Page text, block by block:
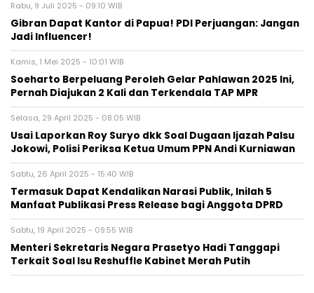
Rabu, 9 Juli 2025 - 09:10 WIB
Gibran Dapat Kantor di Papua! PDI Perjuangan: Jangan
Jadi Influencer!
Kamis, 1 Mei 2025 - 10:01 WIB
Soeharto Berpeluang Peroleh Gelar Pahlawan 2025 Ini,
Pernah Diajukan 2 Kali dan Terkendala TAP MPR
Selasa, 29 April 2025 - 08:05 WIB
Usai Laporkan Roy Suryo dkk Soal Dugaan Ijazah Palsu
Jokowi, Polisi Periksa Ketua Umum PPN Andi Kurniawan
Sabtu, 26 April 2025 - 15:40 WIB
Termasuk Dapat Kendalikan Narasi Publik, Inilah 5
Manfaat Publikasi Press Release bagi Anggota DPRD
Sabtu, 19 April 2025 - 09:55 WIB
Menteri Sekretaris Negara Prasetyo Hadi Tanggapi
Terkait Soal Isu Reshuffle Kabinet Merah Putih